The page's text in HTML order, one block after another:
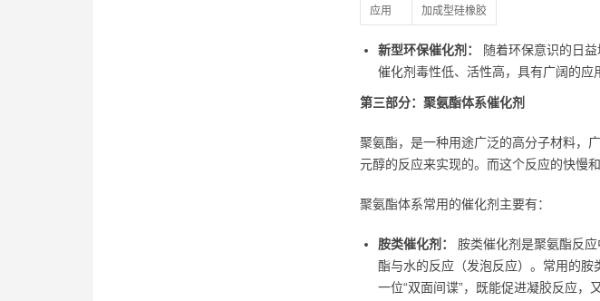
应用 加成型硅橡胶
新型环保催化剂：
随着环保意识的日
催化剂毒性低、活性高，具有广阔的应
第三部分：聚氨酯体系催化剂
聚氨酯，是一种用途广泛的高分子材料，
元醇的反应来实现的。而这个反应的快慢
聚氨酯体系常用的催化剂主要有：
胺类催化剂：
胺类催化剂是聚氨酯反
酯与水的反应（发泡反应）。常用的
一位“双面间谍”，既能促进凝胶反应